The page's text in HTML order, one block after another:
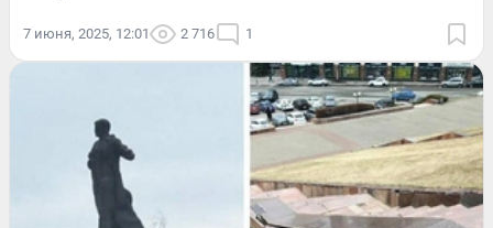
7 июня, 2025, 12:01 2 716 1